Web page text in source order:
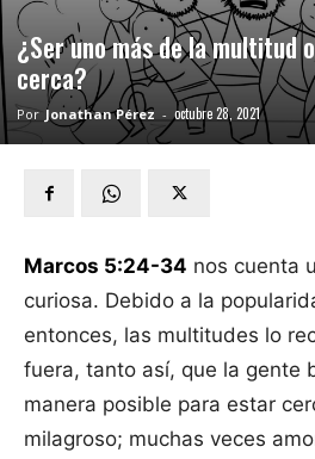
¿Ser uno más de la multitud
cerca?
Por Jonathan Pérez - octubre 28, 2021
Marcos 5:24-34 nos cuenta
curiosa. Debido a la
entonces, las multitudes lo
fuera, tanto así, que la gente
manera posible para estar
milagroso; muchas veces